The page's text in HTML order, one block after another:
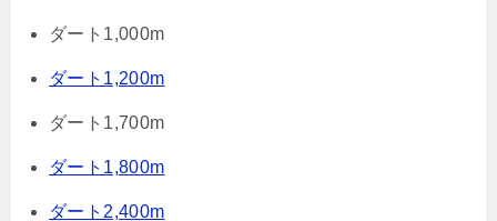
ダート1,000m
ダート1,200m
ダート1,700m
ダート1,800m
ダート2,400m